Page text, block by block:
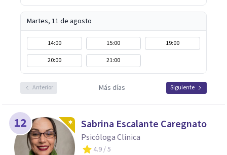
Martes, 11 de agosto
14:00 15:00
19:00
20:00
21:00
Anterior Más días Siguiente
12 Sabrina Escalante Caregnato
Psicóloga Clinica
4.9/ 5